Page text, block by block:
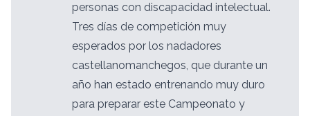
personas con discapacidad intelectual.
Tres días de competición muy
esperados por los nadadores
castellanomanchegos, que durante un
año han estado entrenando muy duro
para preparar este Campeonato y